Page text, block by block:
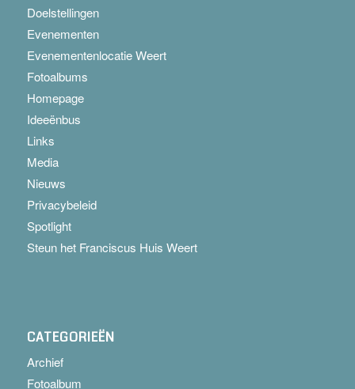
Doelstellingen
Evenementen
Evenementenlocatie Weert
Fotoalbums
Homepage
Ideeënbus
Links
Media
Nieuws
Privacybeleid
Spotlight
Steun het Franciscus Huis Weert
CATEGORIEËN
Archief
Fotoalbum